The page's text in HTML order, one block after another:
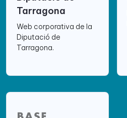
Tarragona
Web corporativa de la
Diputació de
Tarragona.